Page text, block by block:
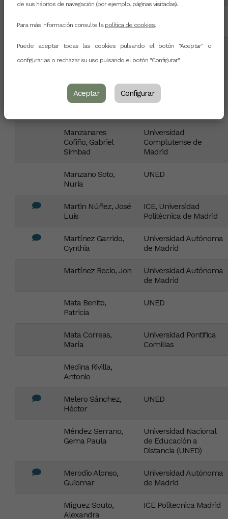
Ana
de Madrid
Laforgue Bullido,
Noemi
Universidad Nacional
de Educación a
Mafokozi
Ndabishibije, José
Universidad
Complutense de
Manzanares
Cofiño, Gabriel
Simbad
Universidad
Complutense de
Madrid
Manzano Soto,
Nuria
UNED
Martin Núñez, José
Luis
ICE, Universidad
Politécnica de Madrid
Martínez Garrido,
Cynthia
Universidad Autónoma
de Madrid
Martínez Recio, Jon
Universidad Autónoma
de Madrid
Mata Benito,
Patricia
UNED
Mata Correas,
María
Universidad Pontifica
Comillas
Medina Rivilla,
Antonio
Melero Sánchez,
Héctor
UNED
Méndez Serrano,
Gema Paula
Universidad Nacional
de Educación a
Distancia (UNED)
Merodio Alonso,
Guiomar
Universidad Autónoma
de Madrid
Míguez Souto,
Alexandra
ICE Politecnica Madrid
de sus hábitos de navegación (por ejemplo, páginas visitadas).
Para más información consulte la política de cookies.
Puede aceptar todas las cookies pulsando el botón "Aceptar" o
configurarlas o rechazar su uso pulsando el botón "Configurar".
Aceptar Configurar